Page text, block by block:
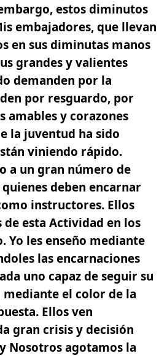
estos diminutos
embajadores, que llevan
en sus diminutas manos
grandes y valientes
demanden por la
por resguardo, por
amables y corazones
la juventud ha sido
viniendo rápido.
a un gran número de
deben encarnar
instructores. Ellos
esta Actividad en los
Yo les enseño mediante
las encarnaciones
uno capaz de seguir su
el color de la
Ellos ven
gran crisis y decisión
Nosotros agotamos la